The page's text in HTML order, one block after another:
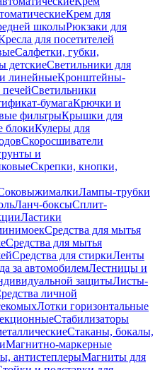
Крем для
школыРюкзаки для
для посетителей
Салфетки, губки,
детскиеСветильники для
линейныеКронштейны-
Светильники
бумагаКрючки и
фильтрыКрышки для
блокиКулеры для
Скоросшиватели
и
Скрепки, кнопки,
Лампы-трубки
Ланч-боксыСплит-
Ластики
Средства для мытья
Средства для мытья
Средства для стиркиЛенты
за автомобилемЛестницы и
защитыЛисты-
личной
Лотки горизонтальные
Стабилизаторы
Стаканы, бокалы,
Магнитно-маркерные
антистеплерыМагниты для